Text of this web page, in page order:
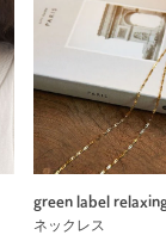
green label
ネックレス